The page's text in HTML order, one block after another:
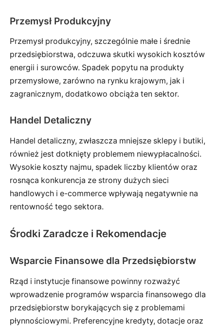
Przemysł Produkcyjny
Przemysł produkcyjny, szczególnie małe i średnie
przedsiębiorstwa, odczuwa skutki wysokich kosztów
energii i surowców. Spadek popytu na produkty
przemysłowe, zarówno na rynku krajowym, jak i
zagranicznym, dodatkowo obciąża ten sektor.
Handel Detaliczny
Handel detaliczny, zwłaszcza mniejsze sklepy i butiki,
również jest dotknięty problemem niewypłacalności.
Wysokie koszty najmu, spadek liczby klientów oraz
rosnąca konkurencja ze strony dużych sieci
handlowych i e-commerce wpływają negatywnie na
rentowność tego sektora.
Środki Zaradcze i Rekomendacje
Wsparcie Finansowe dla Przedsiębiorstw
Rząd i instytucje finansowe powinny rozważyć
wprowadzenie programów wsparcia finansowego dla
przedsiębiorstw borykających się z problemami
płynnościowymi. Preferencyjne kredyty, dotacje oraz